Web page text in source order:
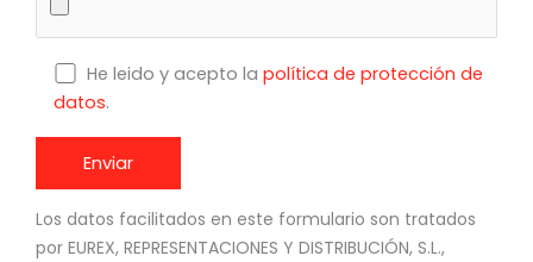
He leido y acepto la política de protección de
datos.
Los datos facilitados en este formulario son tratados
por EUREX, REPRESENTACIONES Y DISTRIBUCIÓN, S.L.,